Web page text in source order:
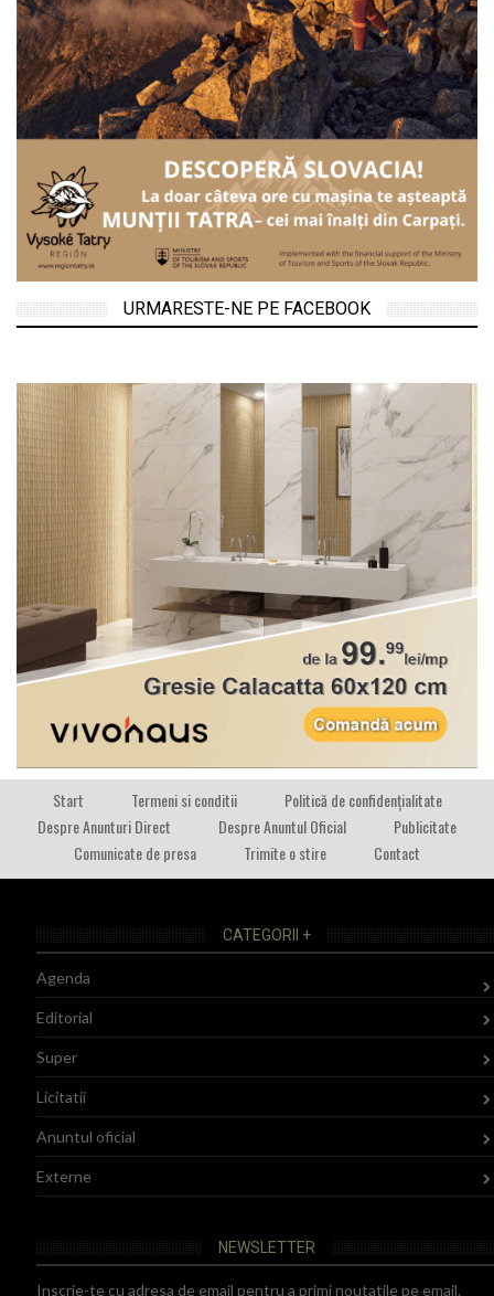
URMARESTE-NE PE FACEBOOK
Start Termeni si conditii
Politică de confidențialitate
Despre Anunturi Direct
Despre Anuntul Oficial
Publicitate
Comunicate de presa
Trimite o stire Contact
CATEGORII +
Agenda
Editorial
Super
Licitatii
Anuntul oficial
Externe
NEWSLETTER
Inscrie-te cu adresa de email pentru a primi noutatile pe email.